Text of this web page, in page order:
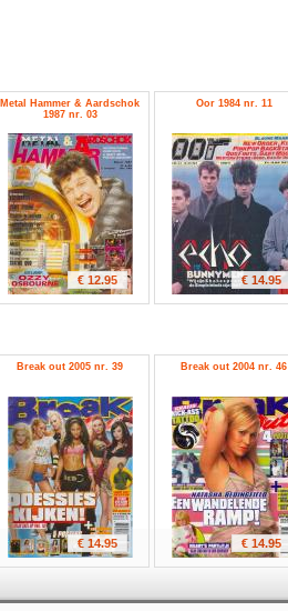
Metal Hammer & Aardschok
1987 nr. 03
€ 12.95
Oor 1984 nr. 11
€ 14.95
Break out 2005 nr. 39
€ 14.95
Break out 2004 nr. 46
€ 14.95